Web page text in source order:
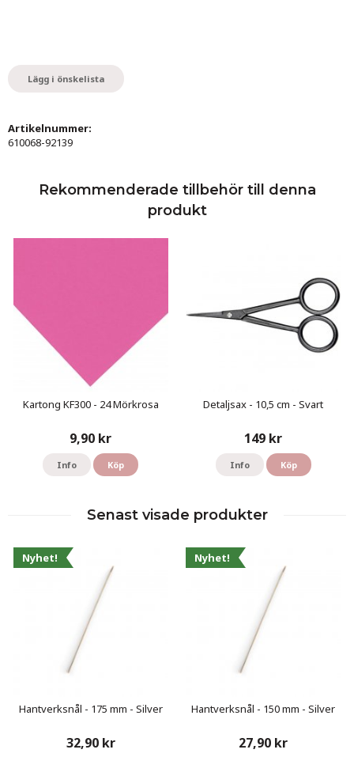
Lägg i önskelista
Artikelnummer:
610068-92139
Rekommenderade tillbehör till denna
produkt
Kartong KF300 - 24 Mörkrosa
9,90 kr
Info Köp
Detaljsax - 10,5 cm - Svart
149 kr
Info Köp
Senast visade produkter
Nyhet!
Hantverksnål - 175 mm - Silver
32,90 kr
Nyhet!
Hantverksnål - 150 mm - Silver
27,90 kr